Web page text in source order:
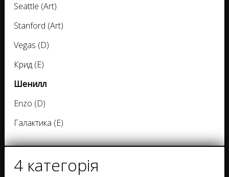
Seattle (Art)
Stanford (Art)
Vegas (D)
Крид (E)
Шенилл
Enzo (D)
Галактика (E)
4 категорія